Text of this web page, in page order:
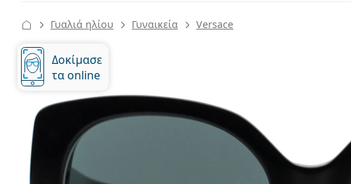
Γυαλιά ηλίου Γυναικεία Versace
Δοκίμασε
τα online